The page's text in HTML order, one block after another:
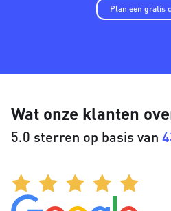
Plan een gratis
Wat onze klanten
5.0 sterren op basis van